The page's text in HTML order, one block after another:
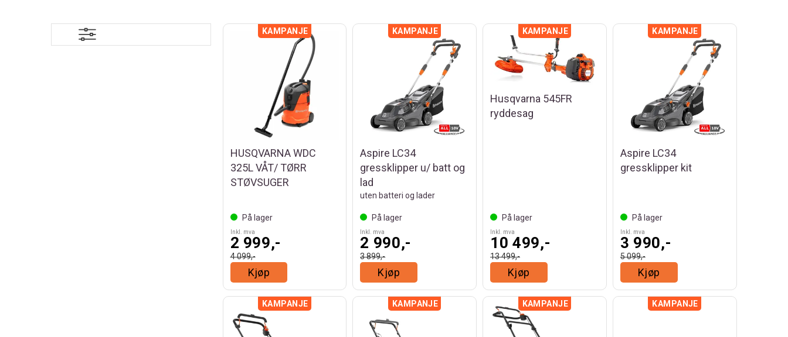
HUSQVARNA WDC
325L VÅT/ TØRR
STØVSUGER
På lager
Inkl. mva
2 999,-
4 099,-
Kjøp
Aspire LC34
gressklipper u/ batt og
lad
uten batteri og lader
På lager
Inkl. mva
2 990,-
3 899,-
Kjøp
Husqvarna 545FR
ryddesag
På lager
Inkl. mva
10 499,-
13 499,-
Kjøp
Aspire LC34
gressklipper kit
På lager
Inkl. mva
3 990,-
5 099,-
Kjøp